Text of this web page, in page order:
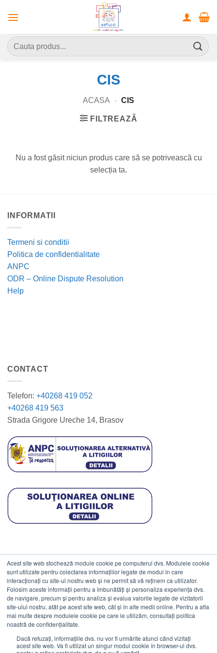
Acest site web stochează module cookie pe computerul dvs. Modulele cookie
sunt utilizate pentru colectarea informațiilor legate de modul în care
interacționați cu site-ul nostru web și ne permit să vă reținem ca utilizator.
Folosim aceste informații pentru a îmbunătăți și personaliza experiența dvs.
de navigare, precum și pentru analiza și evalua valorile legate de vizitatorii
site-ului nostru, atât pe acest site web, cât și în alte medii online. Pentru a afla
mai multe despre modulele cookie pe care le utilizăm, consultați politica
noastră de confidențialitate.
Dacă refuzați, informațiile dvs. nu vor fi urmărite atunci când vizitați
acest site web. Va fi utilizat un singur modul cookie în browser-ul dvs.
Caută
după:
CIS
ACASA - CIS
FILTREAZĂ
Nu a fost găsit niciun produs care să se potrivească cu
selecția ta.
INFORMATII
Termeni si conditii
Politica de confidentialitate
ANPC
ODR – Online Dispute Resolution
Help
CONTACT
Telefon: +40268 419 052
+40268 419 563
Strada Grigore Ureche 14, Brasov
DATE COMERCIALE
ESTICO S.R.L.
CIF: RO1094402.
Reg.Com: J08/469/1991.